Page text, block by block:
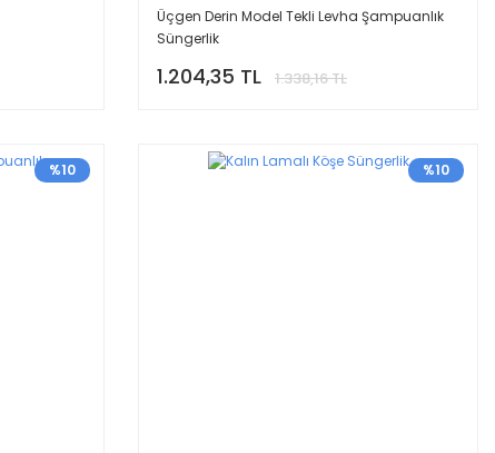
Üçgen Derin Model Tekli Levha Şampuanlık
Süngerlik
1.204,35 TL 1.338,16 TL
%10 %10